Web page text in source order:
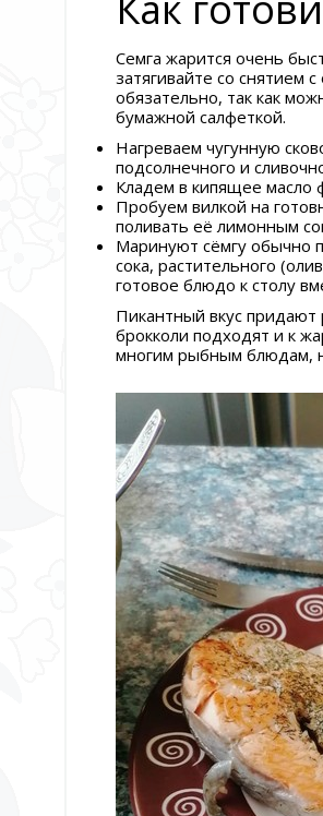
Семга жарится очень
затягивайте со снятием
обязательно, так как
бумажной салфеткой.
Нагреваем чугунную
подсолнечного и
Кладем в кипящее масло
Пробуем вилкой на
поливать её лимонным
Маринуют сёмгу обычно
сока, растительного
готовое блюдо к столу
Пикантный вкус
брокколи подходят и к
многим рыбным блюдам,